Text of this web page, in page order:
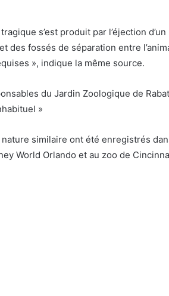
s’est produit par l’éjection
des fossés de séparation entre
», indique la même source.
du Jardin Zoologique de
»
similaire ont été enregistrés
World Orlando et au zoo de